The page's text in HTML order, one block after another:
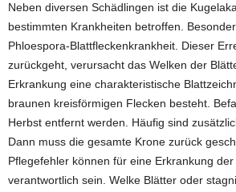
Neben diversen Schädlingen ist die
bestimmten Krankheiten betroffen.
Phloespora-Blattfleckenkrankheit. Dieser
zurückgeht, verursacht das Welken der
Erkrankung eine charakteristische
braunen kreisförmigen Flecken besteht.
Herbst entfernt werden. Häufig sind
Dann muss die gesamte Krone zurück
Pflegefehler können für eine Erkrankung
verantwortlich sein. Welke Blätter oder